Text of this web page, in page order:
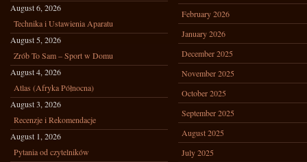
August 6, 2026
Technika i Ustawienia Aparatu
August 5, 2026
Zrób To Sam – Sport w Domu
August 4, 2026
Atlas (Afryka Północna)
August 3, 2026
Recenzje i Rekomendacje
August 1, 2026
Pytania od czytelników
February 2026
January 2026
December 2025
November 2025
October 2025
September 2025
August 2025
July 2025